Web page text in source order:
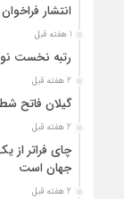
انتشار
1 هفته قبل
رتبه نخست
2 هفته قبل
گیلان فاتح
2 هفته قبل
چای فراتر از
جهان است
2 هفته قبل